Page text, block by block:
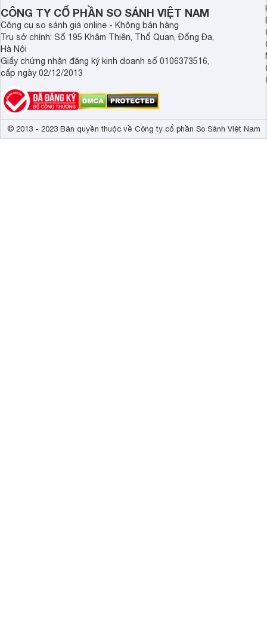
CÔNG TY CỔ PHẦN SO SÁNH VIỆT NAM
Công cụ so sánh giá online - Không bán hàng
Trụ sở chính: Số 195 Khâm Thiên, Thổ Quan, Đống Đa,
Hà Nội
Giấy chứng nhận đăng ký kinh doanh số 0106373516,
cấp ngày 02/12/2013
© 2013 - 2023 Bản quyền thuộc về Công ty cổ phần So Sánh Việt Nam